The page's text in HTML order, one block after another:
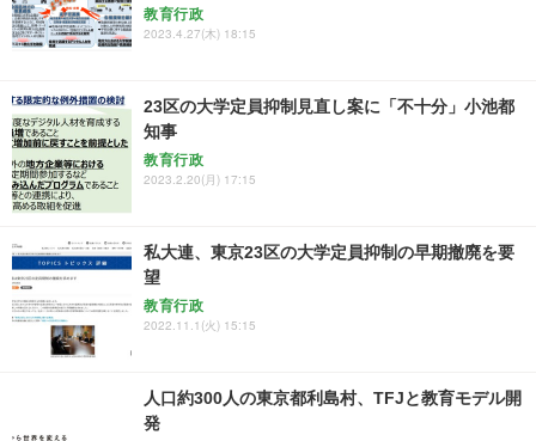
教育行政
2023.4.27(木) 18:15
23区の大学定員抑制見直し案に「不十分」小池都
知事
教育行政
2023.2.20(月) 17:15
私大連、東京23区の大学定員抑制の早期撤廃を要
望
教育行政
2022.11.1(火) 15:15
人口約300人の東京都利島村、TFJと教育モデル開
発